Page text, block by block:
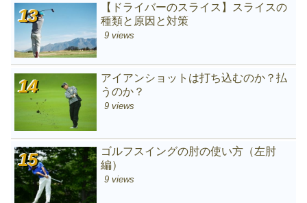
【ドライバーのスライス】スライスの
種類と原因と対策
9 views
アイアンショットは打ち込むのか？払
うのか？
9 views
ゴルフスイングの肘の使い方（左肘
編）
9 views